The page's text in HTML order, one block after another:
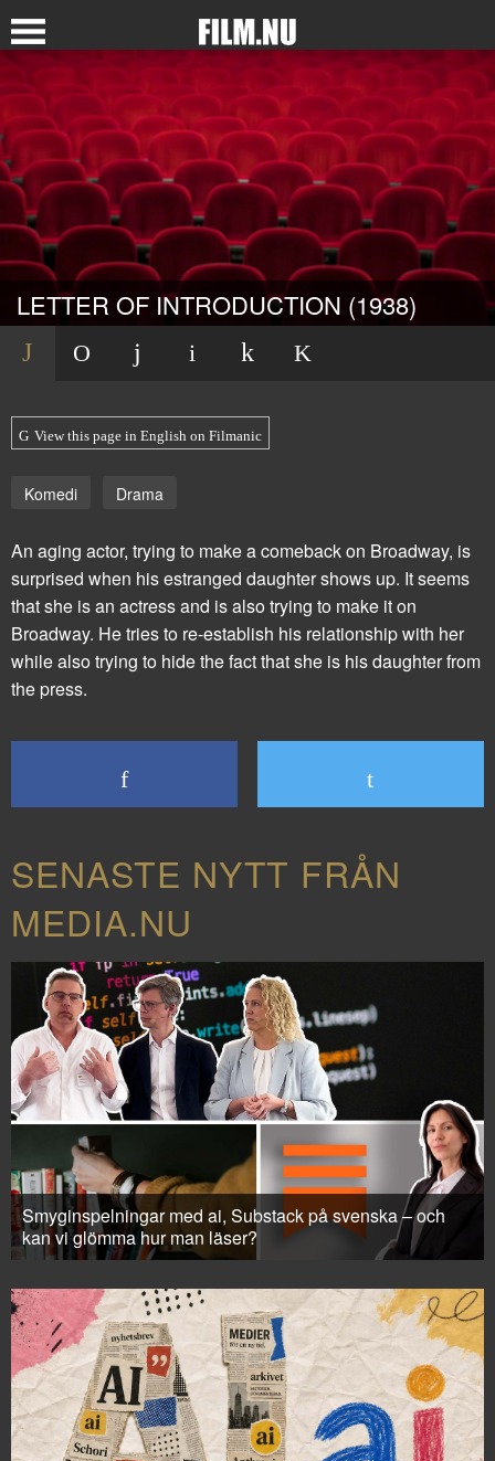
LETTER OF INTRODUCTION (1938)
View this page in English on Filmanic
Komedi Drama
An aging actor, trying to make a comeback on Broadway, is
surprised when his estranged daughter shows up. It seems
that she is an actress and is also trying to make it on
Broadway. He tries to re-establish his relationship with her
while also trying to hide the fact that she is his daughter from
the press.
SENASTE NYTT FRÅN
MEDIA.NU
Smyginspelningar med ai, Substack på svenska – och
kan vi glömma hur man läser?